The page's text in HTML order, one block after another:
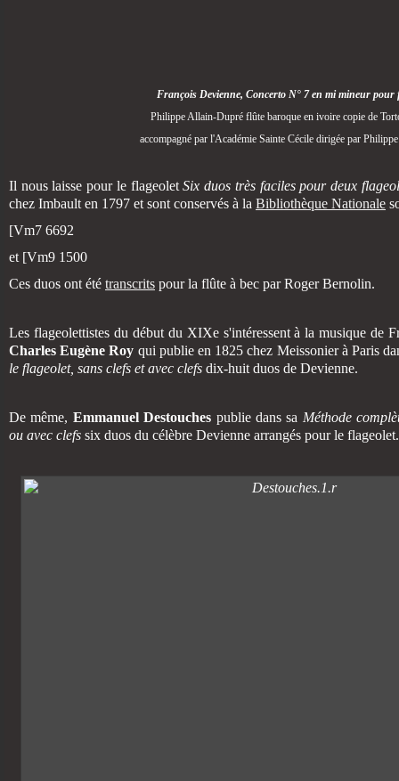
François Devienne, Concerto N° 7 en mi mineur pour
Philippe Allain-Dupré flûte baroque en ivoire copie de
accompagné par l'Académie Sainte Cécile dirigée par
Il nous laisse pour le flageoletSix duos très faciles pour deux
chez Imbault en 1797 et sont conservés à la Bibliothèque Nationale
[Vm7 6692
et [Vm9 1500
Ces duos ont été transcrits pour la flûte à bec par Roger Bernolin.
Les flageolettistes du début du XIXe s'intéressent à la musique de
Charles Eugène Roy qui publie en 1825 chez Meissonier à Paris
le flageolet, sans clefs et avec clefs dix-huit duos de Devienne.
De même, Emmanuel Destouches publie dans sa Méthode
ou avec clefs six duos du célèbre Devienne arrangés pour le flageolet.